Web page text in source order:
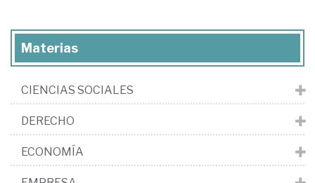
Materias
CIENCIAS SOCIALES
DERECHO
ECONOMÍA